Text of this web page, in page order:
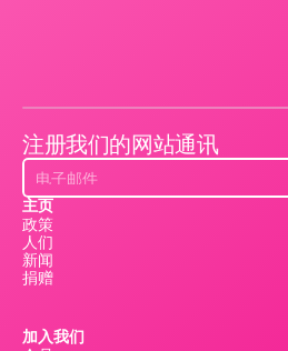
注册我们的网站通讯
主页
政策
人们
新闻
捐赠
加入我们